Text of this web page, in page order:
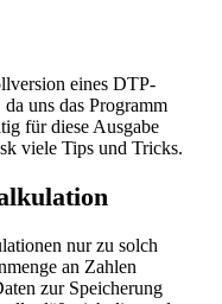
eines DTP-
uns das Programm
für diese Ausgabe
viele Tips und Tricks.
nur zu solch
an Zahlen
zur Speicherung